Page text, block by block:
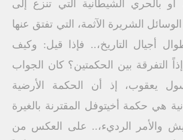
أو بالحري الشيطانية التي تنزع إلى
الشريرة الآثمة، التي تفتق عنها
أجيال التاريخ،.. فإذا قيل: وكيف
التفرقة بين الحكمتين؟ كان الجواب
يعقوب، إذ أن الحكمة الأرضية
هي حكمة أخيتوفل المقترنة بالغيرة
والأمر الرديء،.. على العكس من